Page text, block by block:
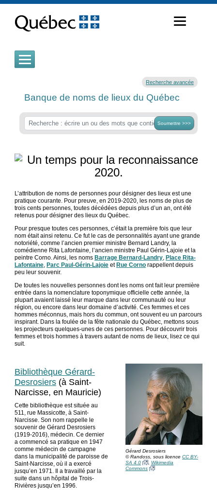
contenu
Recherche avancée
Banque de noms de lieux du Québec
Soumettre >>>
L’attribution de noms de personnes pour désigner des lieux est une
pratique courante. Pour preuve, en 2019-2020, les noms de plus de
trois cents personnes, toutes décédées depuis plus d’un an, ont été
retenus pour désigner des lieux du Québec.
Pour presque toutes ces personnes, c’était la première fois que leur
nom était ainsi retenu. Ce fut le cas de personnalités ayant une grande
notoriété, comme l’ancien premier ministre Bernard Landry, la
comédienne Rita Lafontaine, l’ancien ministre Paul Gérin-Lajoie et la
peintre Corno. Ainsi, les noms Barrage Bernard-Landry, Place Rita-
Lafontaine, Parc Paul-Gérin-Lajoie et Rue Corno rappellent depuis
peu leur souvenir.
De toutes les nouvelles personnes dont les noms ont fait leur première
entrée dans la nomenclature toponymique officielle cette année, la
plupart avaient laissé leur marque dans leur communauté ou leur
région, ou encore dans leur domaine d’activité. Ces femmes et ces
hommes méconnus, mais hors du commun, ont souvent eu un parcours
inspirant. Dans la foulée de la fête nationale du Québec, mettons sous
les projecteurs quelques-unes de ces personnes. Pour découvrir trois
femmes et trois hommes à travers autant de noms de lieux, lisez ce qui
suit.
Gérard Desrosiers
© Randoss, sous licence CC BY-
SA 4.0
, Wikimedia
Commons
Bibliothèque Gérard-
Desrosiers (à Saint-
Narcisse, en Mauricie)
Cette bibliothèque est située au
511, rue Massicotte, à Saint-
Narcisse. Son nom rappelle le
souvenir de Gérard Desrosiers
(1919-2016), médecin. Ce dernier
a commencé sa pratique en 1947
comme médecin de campagne
dans la municipalité de paroisse de
Saint-Narcisse, où il a exercé
jusqu’en 1971. Il a travaillé par la
suite dans un hôpital de Trois-
Rivières jusqu’en 1996.